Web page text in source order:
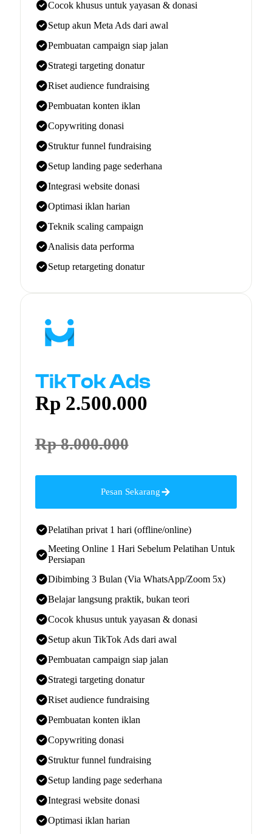
Cocok khusus untuk yayasan & donasi
Setup akun Meta Ads dari awal
Pembuatan campaign siap jalan
Strategi targeting donatur
Riset audience fundraising
Pembuatan konten iklan
Copywriting donasi
Struktur funnel fundraising
Setup landing page sederhana
Integrasi website donasi
Optimasi iklan harian
Teknik scaling campaign
Analisis data performa
Setup retargeting donatur
TikTok Ads
Rp 2.500.000
Rp 8.000.000
Pesan Sekarang
Pelatihan privat 1 hari (offline/online)
Meeting Online 1 Hari Sebelum Pelatihan Untuk
Persiapan
Dibimbing 3 Bulan (Via WhatsApp/Zoom 5x)
Belajar langsung praktik, bukan teori
Cocok khusus untuk yayasan & donasi
Setup akun TikTok Ads dari awal
Pembuatan campaign siap jalan
Strategi targeting donatur
Riset audience fundraising
Pembuatan konten iklan
Copywriting donasi
Struktur funnel fundraising
Setup landing page sederhana
Integrasi website donasi
Optimasi iklan harian